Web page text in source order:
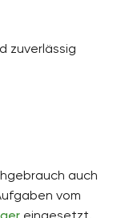
zuverlässig
auch
vom